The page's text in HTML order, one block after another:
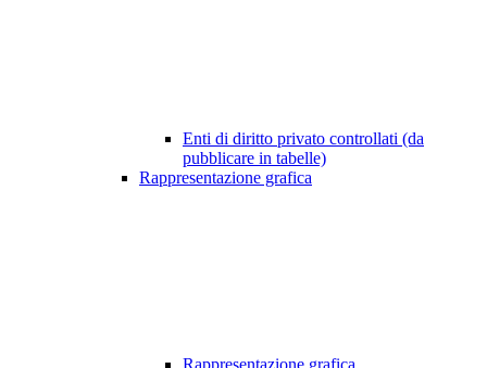
Enti di diritto privato controllati (da
pubblicare in tabelle)
Rappresentazione grafica